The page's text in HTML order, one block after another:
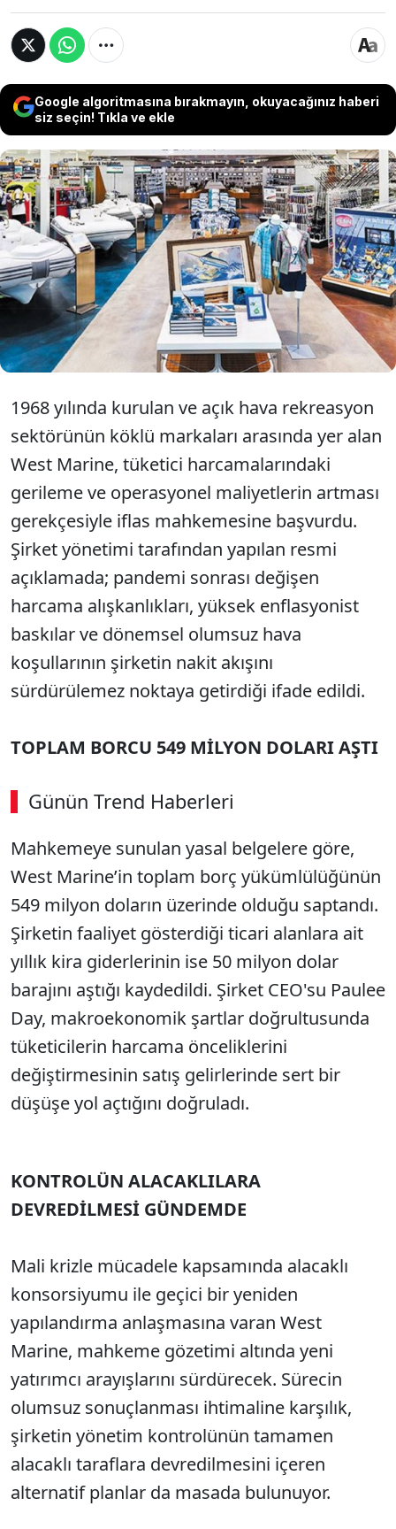
Google algoritmasına bırakmayın, okuyacağınız haberi
siz seçin! Tıkla ve ekle
ABD merkezli denizcilik malzemeleri ve tekne
ekipmanları perakendecisi West Marine, düşen
satış hacmi ve artan mali yükümlülükleri
nedeniyle iflas koruma başvurusunda bulundu.
58 yıllık şirketin yasal süreç kapsamında mağaza
ağını daraltmayı içeren bir yeniden yapılanma
planı hazırladığı bildirildi.
1968 yılında kurulan ve açık hava rekreasyon
sektörünün köklü markaları arasında yer alan
West Marine, tüketici harcamalarındaki
gerileme ve operasyonel maliyetlerin artması
gerekçesiyle iflas mahkemesine başvurdu.
Şirket yönetimi tarafından yapılan resmi
açıklamada; pandemi sonrası değişen
harcama alışkanlıkları, yüksek enflasyonist
baskılar ve dönemsel olumsuz hava
koşullarının şirketin nakit akışını
sürdürülemez noktaya getirdiği ifade edildi.
TOPLAM BORCU 549 MİLYON DOLARI AŞTI
Günün Trend Haberleri
SÖZCÜ SON DAKİKA
Mahkemeye sunulan yasal belgelere göre,
West Marine’in toplam borç yükümlülüğünün
549 milyon doların üzerinde olduğu saptandı.
Şirketin faaliyet gösterdiği ticari alanlara ait
yıllık kira giderlerinin ise 50 milyon dolar
barajını aştığı kaydedildi. Şirket CEO'su Paulee
Day, makroekonomik şartlar doğrultusunda
tüketicilerin harcama önceliklerini
değiştirmesinin satış gelirlerinde sert bir
düşüşe yol açtığını doğruladı.
KONTROLÜN ALACAKLILARA
DEVREDİLMESİ GÜNDEMDE
Mali krizle mücadele kapsamında alacaklı
konsorsiyumu ile geçici bir yeniden
yapılandırma anlaşmasına varan West
Marine, mahkeme gözetimi altında yeni
yatırımcı arayışlarını sürdürecek. Sürecin
olumsuz sonuçlanması ihtimaline karşılık,
şirketin yönetim kontrolünün tamamen
alacaklı taraflara devredilmesini içeren
alternatif planlar da masada bulunuyor.